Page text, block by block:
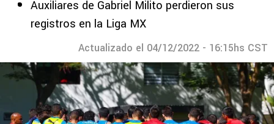
Auxiliares de Gabriel Milito perdieron sus
registros en la Liga MX
Actualizado el 04/12/2022 - 16:15hs CST